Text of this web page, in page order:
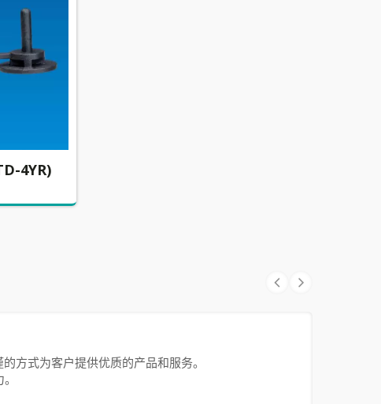
4YR)
方式为客户提供优质的产品和服务。